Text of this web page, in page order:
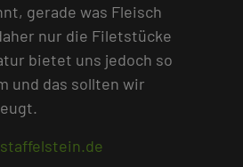
gerade was Fleisch
nur die Filetstücke
bietet uns jedoch so
und das sollten wir